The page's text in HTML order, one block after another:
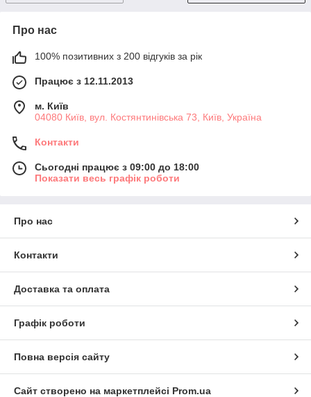
Про нас
100% позитивних з 200 відгуків за рік
Працює з 12.11.2013
м. Київ
04080 Київ, вул. Костянтинівська 73, Київ, Україна
Контакти
Сьогодні працює з 09:00 до 18:00
Показати весь графік роботи
Про нас
Контакти
Доставка та оплата
Графік роботи
Повна версія сайту
Сайт створено на маркетплейсі Prom.ua